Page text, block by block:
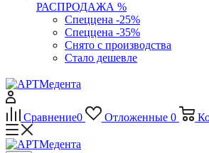
РАСПРОДАЖА %
Спеццена -25%
Спеццена -35%
Снято с производства
Стало дешевле
Сравнение0 Отложенные 0